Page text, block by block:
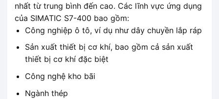
nhất từ ​​trung bình đến cao. Các lĩnh vực ứng dụng
của SIMATIC S7-400 bao gồm:
Công nghiệp ô tô, ví dụ như dây chuyền lắp ráp
Sản xuất thiết bị cơ khí, bao gồm cả sản xuất
thiết bị cơ khí đặc biệt
Công nghệ kho bãi
Ngành thép